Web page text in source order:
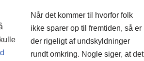
Når det kommer til hvorfor folk
ikke sparer op til fremtiden, så er
der rigeligt af undskyldninger
rundt omkring. Nogle siger, at det